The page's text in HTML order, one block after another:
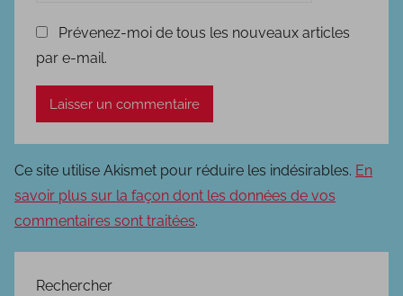
Prévenez-moi de tous les nouveaux articles
par e-mail.
Ce site utilise Akismet pour réduire les indésirables. En
savoir plus sur la façon dont les données de vos
commentaires sont traitées.
Rechercher